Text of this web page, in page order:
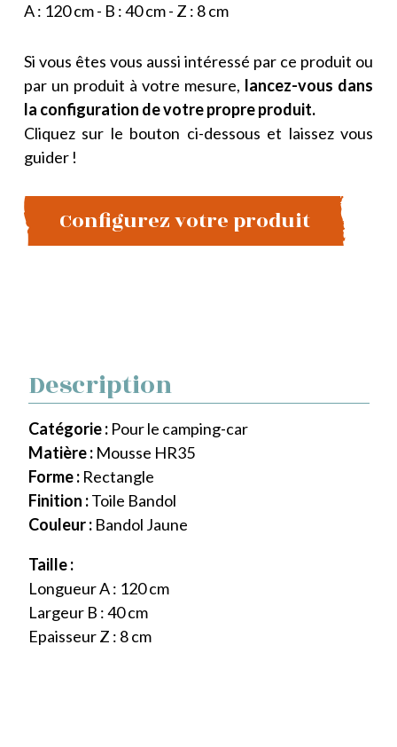
A : 120 cm - B : 40 cm - Z : 8 cm
Si vous êtes vous aussi intéressé par ce produit ou
par un produit à votre mesure, lancez-vous dans
la configuration de votre propre produit.
Cliquez sur le bouton ci-dessous et laissez vous
guider !
Configurez votre produit
Description
Catégorie : Pour le camping-car
Matière : Mousse HR35
Forme : Rectangle
Finition :Toile Bandol
Couleur : Bandol Jaune
Taille :
Longueur A : 120 cm
Largeur B : 40 cm
Epaisseur Z : 8 cm